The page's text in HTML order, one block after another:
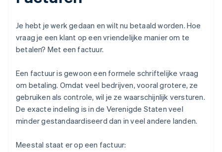
Je hebt je werk gedaan en wilt nu betaald worden. Hoe
vraag je een klant op een vriendelijke manier om te
betalen? Met een factuur.
Een factuur is gewoon een formele schriftelijke vraag
om betaling. Omdat veel bedrijven, vooral grotere, ze
gebruiken als controle, wil je ze waarschijnlijk versturen.
De exacte indeling is in de Verenigde Staten veel
minder gestandaardiseerd dan in veel andere landen.
Meestal staat er op een factuur: